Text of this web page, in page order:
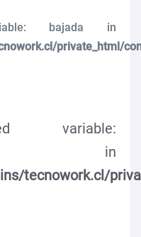
bajada in
private_html/
variable:
in
tecnowork.cl/